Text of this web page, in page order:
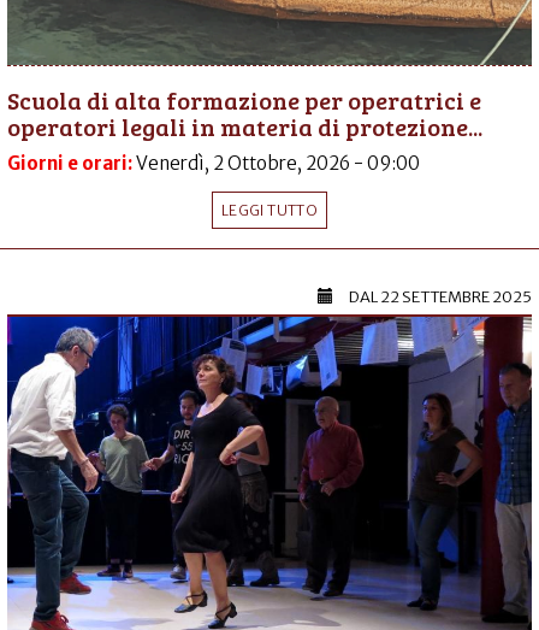
Scuola di alta formazione per operatrici e
operatori legali in materia di protezione...
Giorni e orari:Venerdì, 2 Ottobre, 2026 - 09:00
LEGGI TUTTO
DAL22 SETTEMBRE 2025